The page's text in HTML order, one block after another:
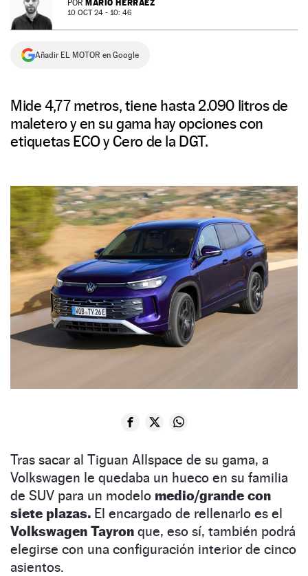
NEWSLETTER
SÍGUENOS
POR MARIO HERRÁEZ
10 OCT 24 - 10: 46
Añadir EL MOTOR en Google
Mide 4,77 metros, tiene hasta 2.090 litros de
maletero y en su gama hay opciones con
etiquetas ECO y Cero de la DGT.
Tras sacar al Tiguan Allspace de su gama, a
Volkswagen le quedaba un hueco en su familia
de SUV para un modelo medio/grande con
siete plazas. El encargado de rellenarlo es el
Volkswagen Tayron que, eso sí, también podrá
elegirse con una configuración interior de cinco
asientos.